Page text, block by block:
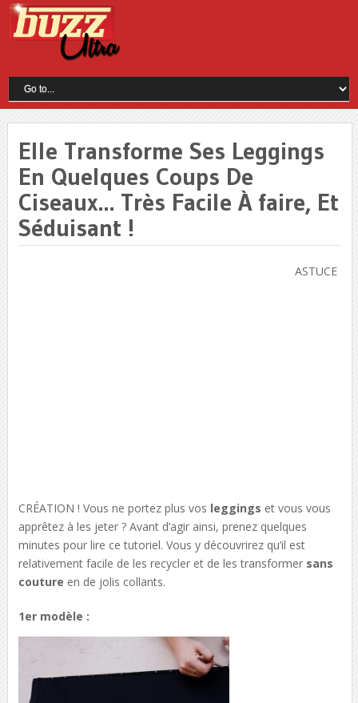
Elle Transforme Ses Leggings
En Quelques Coups De
Ciseaux… Très Facile À faire, Et
Séduisant !
ASTUCE
CRÉATION ! Vous ne portez plus vos leggings et vous vous
apprêtez à les jeter ? Avant d’agir ainsi, prenez quelques
minutes pour lire ce tutoriel. Vous y découvrirez qu’il est
relativement facile de les recycler et de les transformer sans
couture en de jolis collants.
1er modèle :